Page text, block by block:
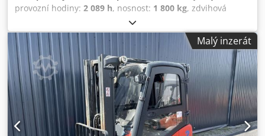
provozní hodiny: 2 089 h, nosnost: 1 800 kg, zdvihová
, volný zdvih:1 619 mm
typ stožáru:triplex, stavební výška:2 221 mm, typ pohonu:
Treibgas, Plynový vysokozdvižný vozík Dcjdpezri Rajfx Aatsk
ISO třída: ISO třída 2 = 1 000 - 2 500 kg Typ stožáru: Triplex
Stav: Připraven k provozu, plně funkční Technický stav:
dobrý Boční posuv, 3. ventil, topení, celokabina,
Malý inzerát